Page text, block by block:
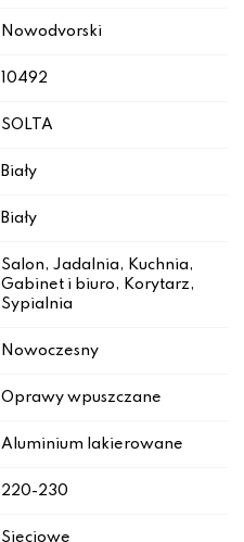
Nowodvorski
10492
SOLTA
Biały
Biały
Salon, Jadalnia, Kuchnia,
Gabinet i biuro, Korytarz,
Sypialnia
Nowoczesny
Oprawy wpuszczane
Aluminium lakierowane
220-230
Sieciowe